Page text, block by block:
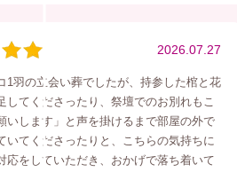
2026.07.27
1羽の立会い葬でしたが、持参した棺と花
してくださったり、祭壇でのお別れもこ
いします」と声を掛けるまで部屋の外で
いてくださったりと、こちらの気持ちに
応をしていただき、おかげで落ち着いて